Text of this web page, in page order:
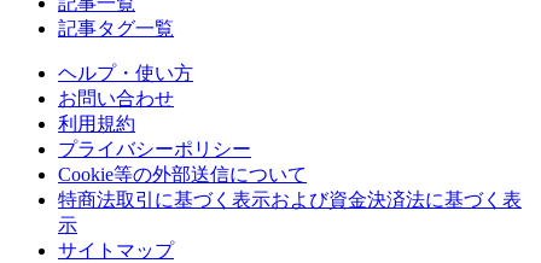
記事タグ一覧
ヘルプ・使い方
お問い合わせ
利用規約
プライバシーポリシー
Cookie等の外部送信について
特商法取引に基づく表示および資金決済法に基づく表
示
サイトマップ